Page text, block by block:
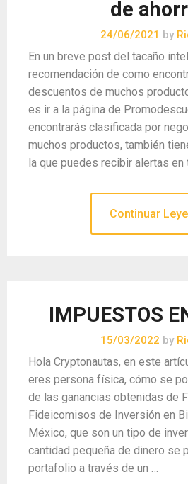
de
24/06/2021 by
En un breve post del tacaño
recomendación de como
descuentos de muchos
es ir a la página de
encontrarás clasificada por
muchos productos, también
la que puedes recibir alertas en
Continuar
IMPUESTOS
15/03/2022 by
Hola Cryptonautas, en este
eres persona física, cómo se
de las ganancias obtenidas de
Fideicomisos de Inversión en
México, que son un tipo de
cantidad pequeña de dinero se
portafolio a través de un …